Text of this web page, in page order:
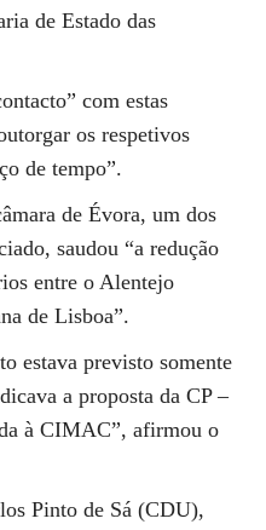
de Estado das
com estas
os respetivos
de tempo”.
de Évora, um dos
saudou “a redução
entre o Alentejo
de Lisboa”.
estava previsto somente
a proposta da CP –
à CIMAC”, afirmou o
Pinto de Sá (CDU),